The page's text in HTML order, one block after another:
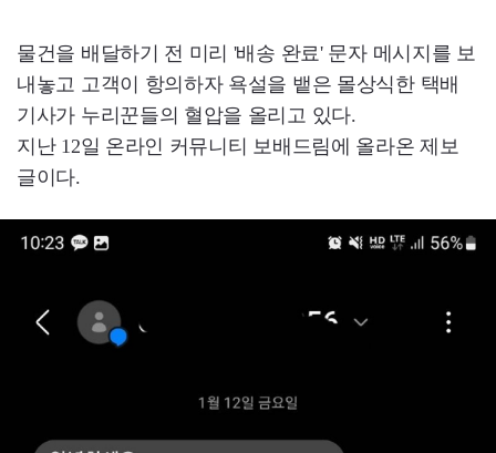
물건을 배달하기 전 미리 '배송 완료' 문자 메시지를 보
내놓고 고객이 항의하자 욕설을 뱉은 몰상식한 택배
기사가 누리꾼들의 혈압을 올리고 있다.
지난 12일 온라인 커뮤니티 보배드림에 올라온 제보
글이다.